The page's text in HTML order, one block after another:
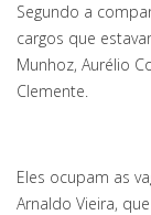
Segundo a
cargos que
Munhoz, Aurélio
Clemente.
Eles ocupam as
Arnaldo Vieira,